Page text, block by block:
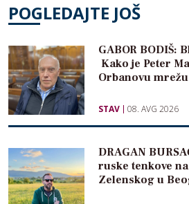
POGLEDAJTE JOŠ
GABOR BODIŠ:
Kako je Peter
Orbanovu
STAV 08. AVG 2026
DRAGAN
ruske tenkove
Zelenskog u